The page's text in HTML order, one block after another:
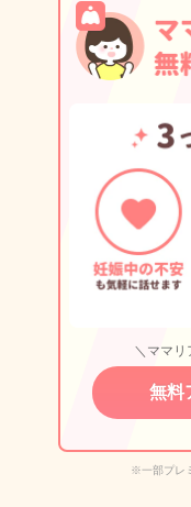
＼ママリ
無料
※一部プレ